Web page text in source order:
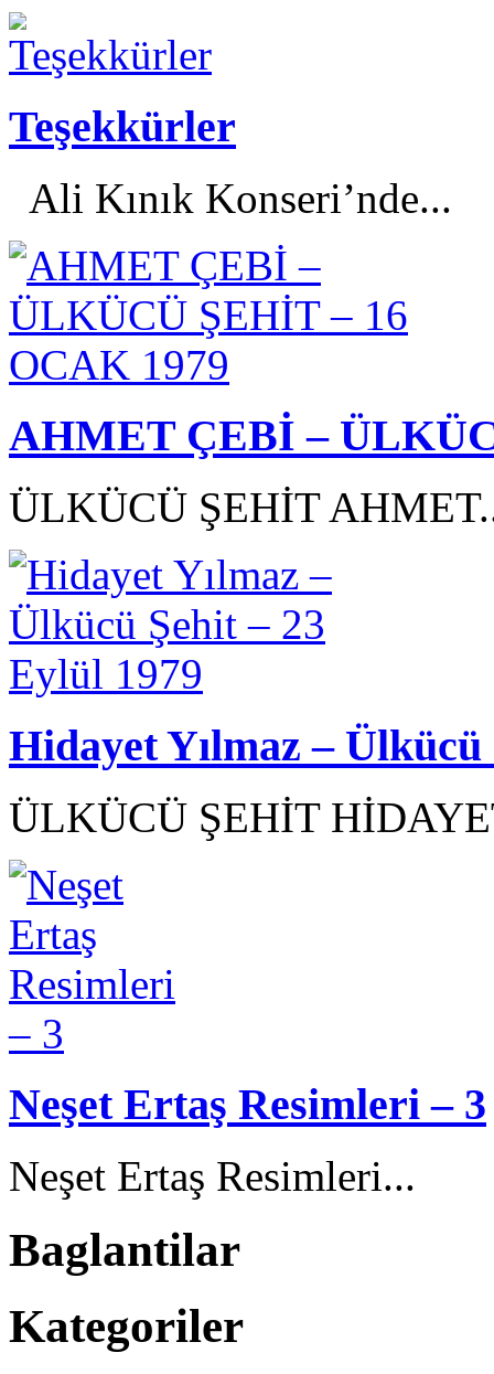
Teşekkürler
Ali Kınık Konseri’nde...
AHMET ÇEBİ –
ÜLKÜCÜ ŞEHİT
Hidayet Yılmaz –
ÜLKÜCÜ ŞEHİT
Neşet Ertaş Resimleri – 3
Neşet Ertaş Resimleri...
Baglantilar
Kategoriler